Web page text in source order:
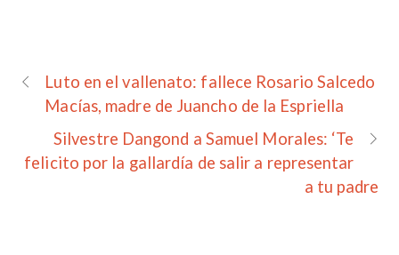
Luto en el vallenato: fallece Rosario Salcedo
Macías, madre de Juancho de la Espriella
Silvestre Dangond a Samuel Morales: ‘Te
felicito por la gallardía de salir a representar
a tu padre